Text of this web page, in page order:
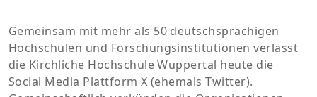
Gemeinsam mit mehr als 50 deutschsprachigen
Hochschulen und Forschungsinstitutionen verlässt
die Kirchliche Hochschule Wuppertal heute die
Social Media Plattform X (ehemals Twitter).